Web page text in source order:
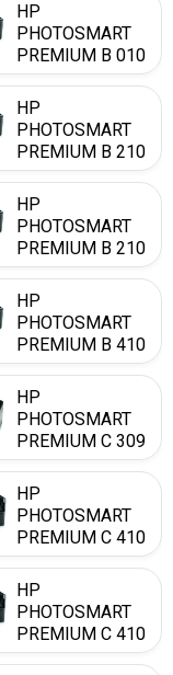
HP
PHOTOSMART
PREMIUM B 010
B
HP
PHOTOSMART
PREMIUM B 210
A
HP
PHOTOSMART
PREMIUM B 210
C
HP
PHOTOSMART
PREMIUM B 410
A
HP
PHOTOSMART
PREMIUM C 309
G
HP
PHOTOSMART
PREMIUM C 410
A
HP
PHOTOSMART
PREMIUM C 410
C